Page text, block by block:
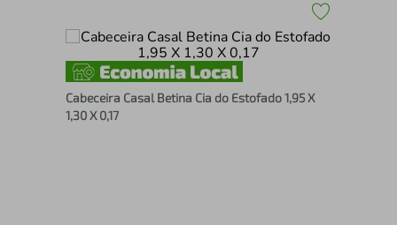
Cabeceira Casal Betina Cia do Estofado 1,95 X
1,30 X 0,17